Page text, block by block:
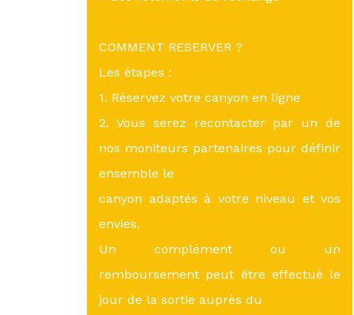
COMMENT RESERVER ?
Les étapes :
1. Réservez votre canyon en ligne
2. Vous serez recontacter par un de
nos moniteurs partenaires pour définir
ensemble le
canyon adaptés à votre niveau et vos
envies.
Un complément ou un
remboursement peut être effectué le
jour de la sortie auprès du